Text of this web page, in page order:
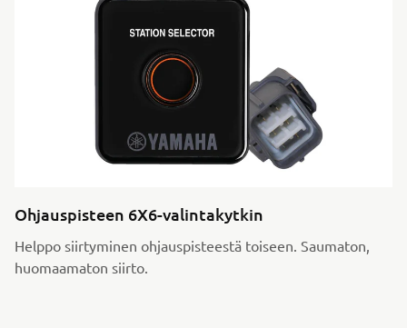
Ohjauspisteen 6X6-valintakytkin
Helppo siirtyminen ohjauspisteestä toiseen. Saumaton,
huomaamaton siirto.